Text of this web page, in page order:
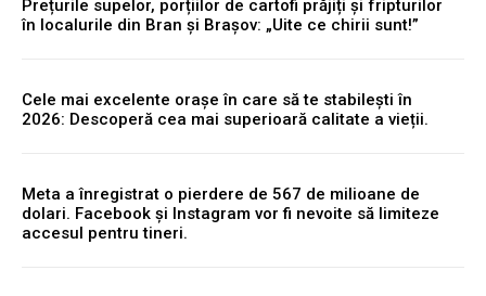
Prețurile supelor, porțiilor de cartofi prăjiți și fripturilor
în localurile din Bran și Brașov: „Uite ce chirii sunt!”
Cele mai excelente orașe în care să te stabilești în
2026: Descoperă cea mai superioară calitate a vieții.
Meta a înregistrat o pierdere de 567 de milioane de
dolari. Facebook și Instagram vor fi nevoite să limiteze
accesul pentru tineri.